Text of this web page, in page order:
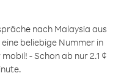
nach Malaysia aus
eine beliebige Nummer in
- Schon ab nur 2.1 ¢